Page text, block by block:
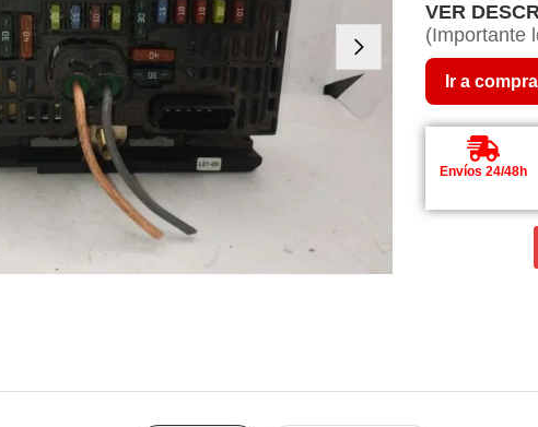
VER
(Importante
Ir a
Envíos 24/48h